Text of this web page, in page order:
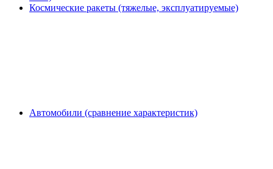
Космические ракеты (тяжелые, эксплуатируемые)
Автомобили (сравнение характеристик)